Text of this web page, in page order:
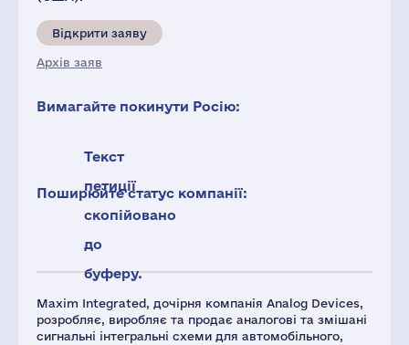
Maxim Integrated, дочірня компанія Analog Devices,
розробляє, виробляє та продає аналогові та змішані
сигнальні інтегральні схеми для автомобільного,
Відкрити заяву
Архів заяв
Вимагайте покинути Росію:
Текст
петиції
скопійовано
до
буферу.
Поширюйте статус компанії: